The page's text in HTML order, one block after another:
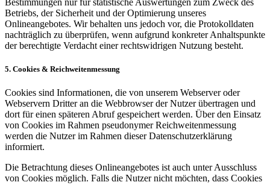
Betriebs, der Sicherheit und der Optimierung unseres
Onlineangebotes. Wir behalten uns jedoch vor, die Protokolldaten
nachträglich zu überprüfen, wenn aufgrund konkreter Anhaltspunkte
der berechtigte Verdacht einer rechtswidrigen Nutzung besteht.
5. Cookies & Reichweitenmessung
Cookies sind Informationen, die von unserem Webserver oder
Webservern Dritter an die Webbrowser der Nutzer übertragen und
dort für einen späteren Abruf gespeichert werden. Über den Einsatz
von Cookies im Rahmen pseudonymer Reichweitenmessung
werden die Nutzer im Rahmen dieser Datenschutzerklärung
informiert.
Die Betrachtung dieses Onlineangebotes ist auch unter Ausschluss
von Cookies möglich. Falls die Nutzer nicht möchten, dass Cookies